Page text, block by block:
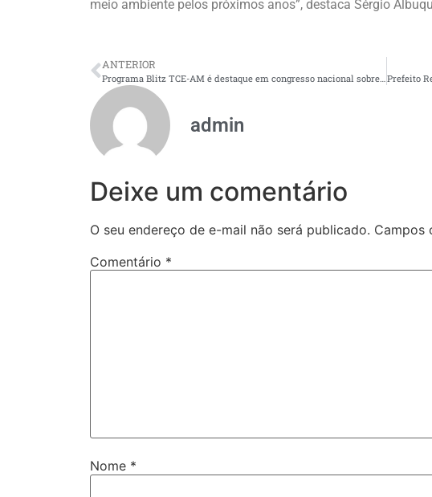
meio ambiente pelos próximos anos”, destaca Sérgio
ANTERIOR
Programa Blitz TCE-AM é destaque em congresso nacional sobre governança climática
admin
Deixe um comentário
O seu endereço de e-mail não será publicado. Campos
Comentário *
Nome *